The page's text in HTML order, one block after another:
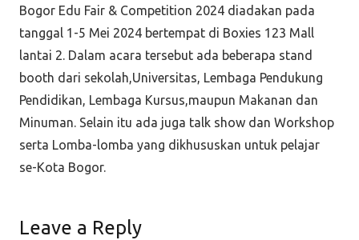
Bogor Edu Fair & Competition 2024 diadakan pada
tanggal 1-5 Mei 2024 bertempat di Boxies 123 Mall
lantai 2. Dalam acara tersebut ada beberapa stand
booth dari sekolah,Universitas, Lembaga Pendukung
Pendidikan, Lembaga Kursus,maupun Makanan dan
Minuman. Selain itu ada juga talk show dan Workshop
serta Lomba-lomba yang dikhususkan untuk pelajar
se-Kota Bogor.
Leave a Reply